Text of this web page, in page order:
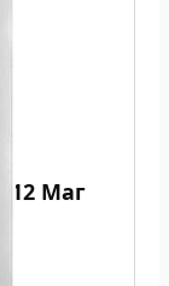
12 Маг